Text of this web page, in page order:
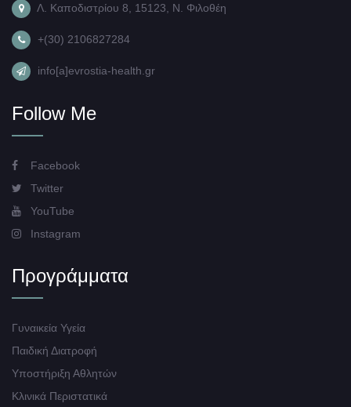
Λ. Καποδιστρίου 8, 15123, Ν. Φιλοθέη
+(30) 2106827284
info[a]evrostia-health.gr
Follow Me
Facebook
Twitter
YouTube
Instagram
Προγράμματα
Γυναικεία Υγεία
Παιδική Διατροφή
Υποστήριξη Αθλητών
Κλινικά Περιστατικά